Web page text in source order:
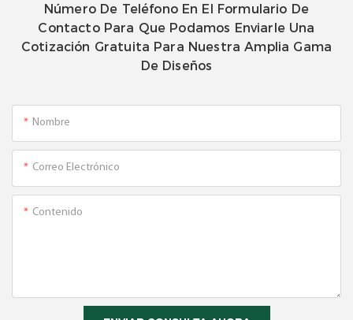
Número De Teléfono En El Formulario De
Contacto Para Que Podamos Enviarle Una
Cotización Gratuita Para Nuestra Amplia Gama
De Diseños
Nombre
Correo Electrónico
Contenido